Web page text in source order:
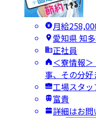
月給
愛知県 知
正社員
＜寮情報
事、その分
工場スタ
富貴
詳細はお